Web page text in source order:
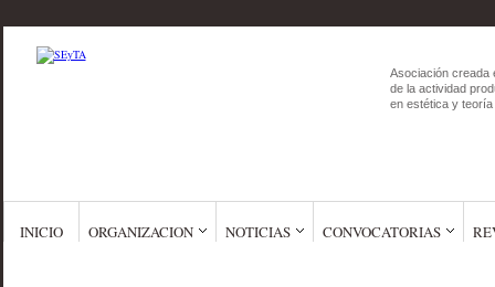
Asociación creada
de la actividad
en estética y teoría
INICIO ORGANIZACION NOTICIAS CONVOCATORIAS